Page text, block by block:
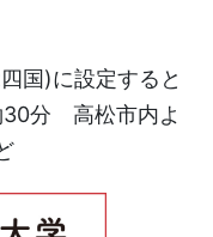
国)に設定すると
分 高松市内よ